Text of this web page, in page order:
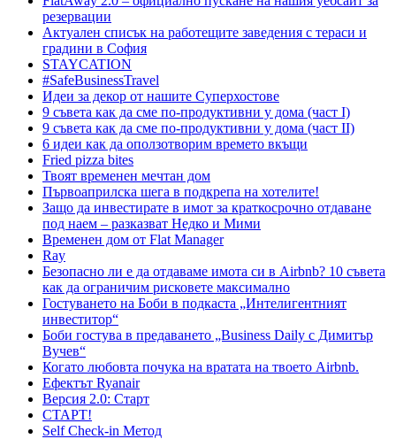
резервации
Актуален списък на работещите заведения с тераси и
градини в София
STAYCATION
#SafeBusinessTravel
Идеи за декор от нашите Суперхостове
9 съвета как да сме по-продуктивни у дома (част I)
9 съвета как да сме по-продуктивни у дома (част II)
6 идеи как да оползотворим времето вкъщи
Fried pizza bites
Твоят временен мечтан дом
Първоаприлска шега в подкрепа на хотелите!
Защо да инвестирате в имот за краткосрочно отдаване
под наем – разказват Недко и Мими
Временен дом от Flat Manager
Ray
Безопасно ли е да отдаваме имота си в Airbnb? 10 съвета
как да ограничим рисковете максимално
Гостуването на Боби в подкаста „Интелигентният
инвеститор“
Боби гостува в предаването „Business Daily с Димитър
Вучев“
Когато любовта почука на вратата на твоето Airbnb.
Ефектът Ryanair
Версия 2.0: Старт
СТАРТ!
Self Check-in Метод